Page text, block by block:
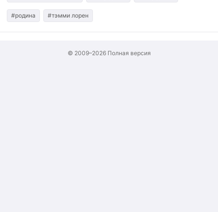
#родина #тэмми лорен
© 2009–2026 Полная версия